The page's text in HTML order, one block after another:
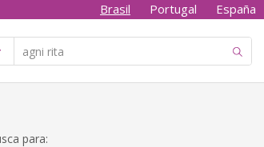
Brasil Portugal España
para: